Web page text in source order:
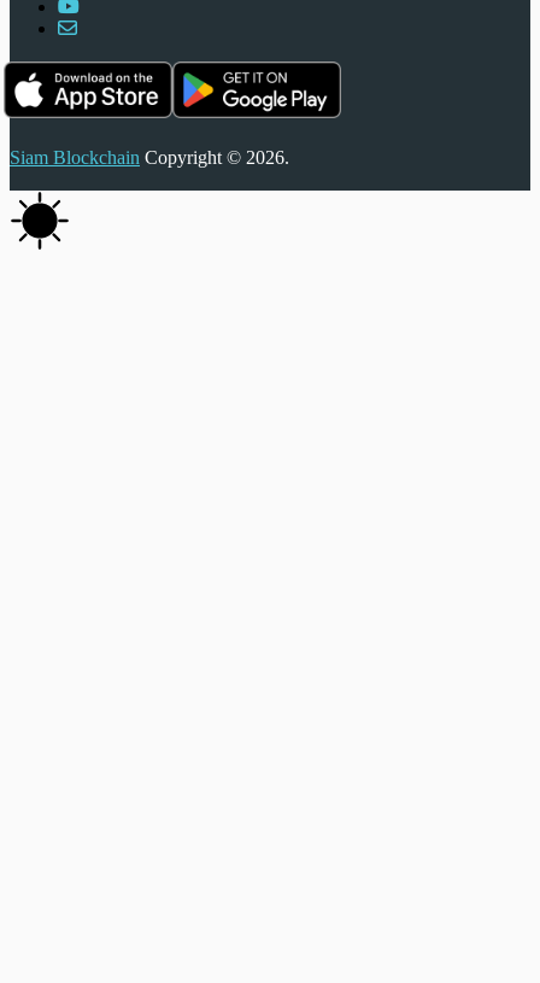
Siam Blockchain Copyright © 2026.